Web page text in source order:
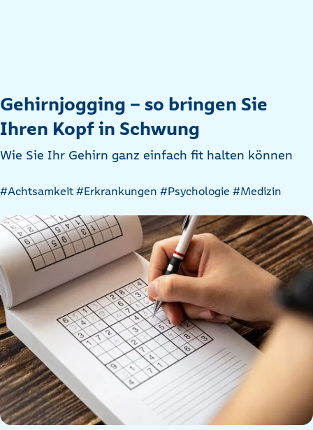
Gehirnjogging – so bringen Sie
Ihren Kopf in Schwung
Wie Sie Ihr Gehirn ganz einfach fit halten können
Artikel
Kategorien
filtern
#Achtsamkeit #Erkrankungen #Psychologie #Medizin